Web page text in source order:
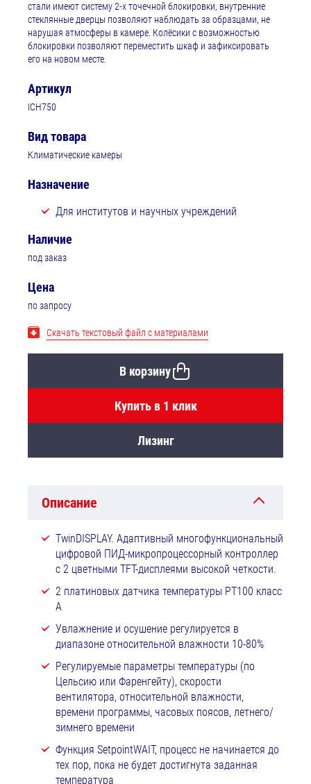
стали имеют систему 2-х точечной блокировки, внутренние
стеклянные дверцы позволяют наблюдать за образцами, не
нарушая атмосферы в камере. Колёсики с возможностью
блокировки позволяют переместить шкаф и зафиксировать
его на новом месте.
Артикул
ICH750
Вид товара
Климатические камеры
Назначение
Для институтов и научных учреждений
Наличие
под заказ
Цена
по запросу
Скачать текстовый файл с материалами
В корзину
Купить в 1 клик
Лизинг
Описание
TwinDISPLAY. Адаптивный многофункциональный
цифровой ПИД-микропроцессорный контроллер
с 2 цветными TFT-дисплеями высокой четкости.
2 платиновых датчика температуры РТ100 класс
А
Увлажнение и осушение регулируется в
диапазоне относительной влажности 10-80%
Регулируемые параметры температуры (по
Цельсию или Фаренгейту), скорости
вентилятора, относительной влажности,
времени программы, часовых поясов, летнего/
зимнего времени
Функция SetpointWAIT, процесс не начинается до
тех пор, пока не будет достигнута заданная
температура